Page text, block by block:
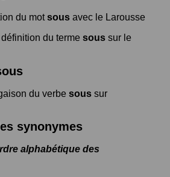
du motsous avec le Larousse
du terme sous sur le
du verbe sous sur
synonymes
alphabétique des